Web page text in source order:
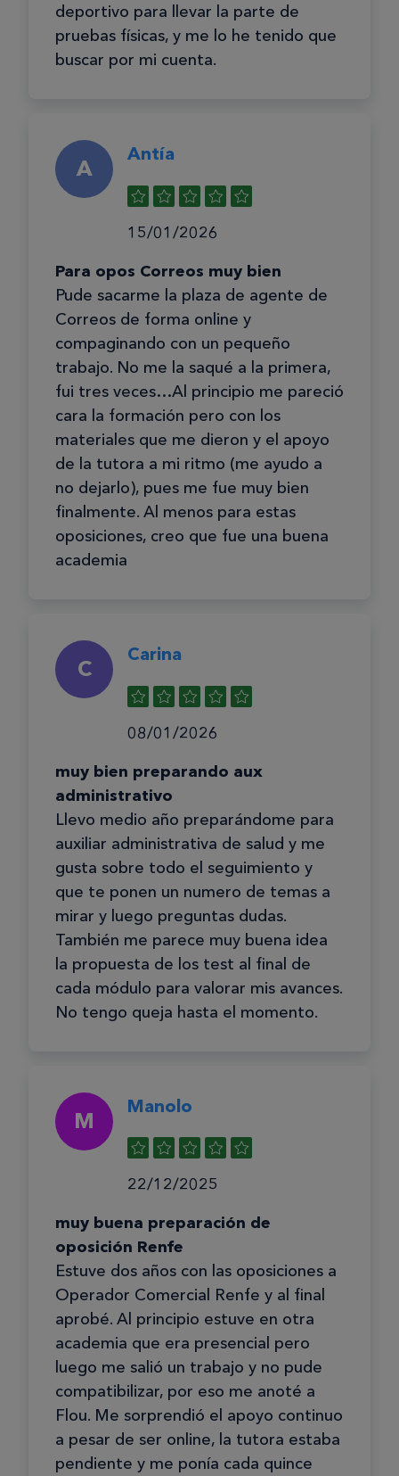
deportivo para llevar la parte de
pruebas físicas, y me lo he tenido que
buscar por mi cuenta.
A
Antía
15/01/2026
Para opos Correos muy bien
Pude sacarme la plaza de agente de
Correos de forma online y
compaginando con un pequeño
trabajo. No me la saqué a la primera,
fui tres veces…Al principio me pareció
cara la formación pero con los
materiales que me dieron y el apoyo
de la tutora a mi ritmo (me ayudo a
no dejarlo), pues me fue muy bien
finalmente. Al menos para estas
oposiciones, creo que fue una buena
academia
C
Carina
08/01/2026
muy bien preparando aux
administrativo
Llevo medio año preparándome para
auxiliar administrativa de salud y me
gusta sobre todo el seguimiento y
que te ponen un numero de temas a
mirar y luego preguntas dudas.
También me parece muy buena idea
la propuesta de los test al final de
cada módulo para valorar mis avances.
No tengo queja hasta el momento.
M
Manolo
22/12/2025
muy buena preparación de
oposición Renfe
Estuve dos años con las oposiciones a
Operador Comercial Renfe y al final
aprobé. Al principio estuve en otra
academia que era presencial pero
luego me salió un trabajo y no pude
compatibilizar, por eso me anoté a
Flou. Me sorprendió el apoyo continuo
a pesar de ser online, la tutora estaba
pendiente y me ponía cada quince